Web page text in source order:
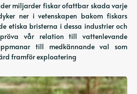
miljarder fiskar ofattbar skada varje
ner i vetenskapen bakom fiskars
etiska bristerna i dessa industrier och
vår relation till vattenlevande
till medkännande val som
framför exploatering